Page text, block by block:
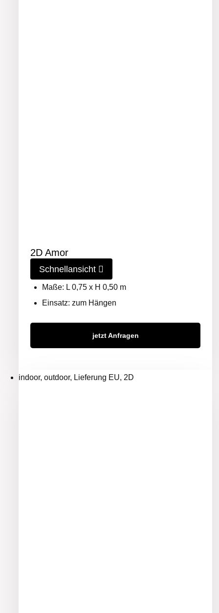
2D Amor
Schnellansicht
Maße: L 0,75 x H 0,50 m
Einsatz: zum Hängen
jetzt Anfragen
indoor, outdoor, Lieferung EU, 2D